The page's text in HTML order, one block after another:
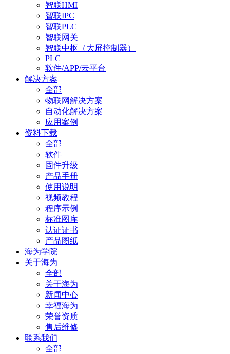
智联HMI
智联IPC
智联PLC
智联网关
智联中枢（大屏控制器）
PLC
软件/APP/云平台
解决方案
全部
物联网解决方案
自动化解决方案
应用案例
资料下载
全部
软件
固件升级
产品手册
使用说明
视频教程
程序示例
标准图库
认证证书
产品图纸
海为学院
关于海为
全部
关于海为
新闻中心
幸福海为
荣誉资质
售后维修
联系我们
全部